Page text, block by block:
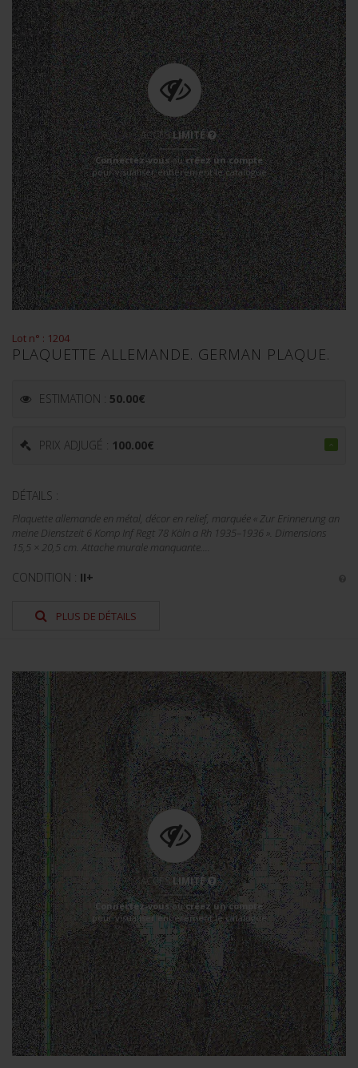
ACCÈSLIMITÉ
Connectez-vousoucréez un compte
pour visualiser entièrement le catalogue
Lot n° : 1204
PLAQUETTE ALLEMANDE. GERMAN PLAQUE.
ESTIMATION : 50.00€
PRIX ADJUGÉ : 100.00€
DÉTAILS :
Plaquette allemande en métal, décor en relief, marquée « Zur Erinnerung an
meine Dienstzeit 6 Komp Inf Regt 78 Köln a Rh 1935–1936 ». Dimensions
15,5 × 20,5 cm. Attache murale manquante....
CONDITION : II+
PLUS DE DÉTAILS
ACCÈSLIMITÉ
Connectez-vousoucréez un compte
pour visualiser entièrement le catalogue